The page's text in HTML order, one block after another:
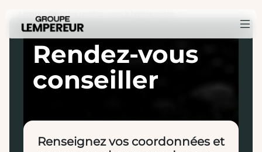
Lempereur
›
Prendre rendez-vous à l'après vente
Rendez-vous
conseiller
Renseignez vos coordonnées et